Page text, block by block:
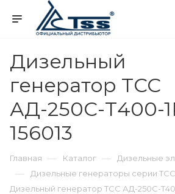
Дизельный
генератор ТСС
АД-250С-Т400-
156013
Главная — Каталог — Дизельные
— Дизельные генераторы серии ТСС
Дизельный генератор ТСС АД-250С-